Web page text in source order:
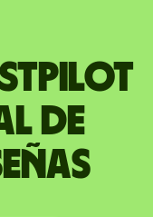
de